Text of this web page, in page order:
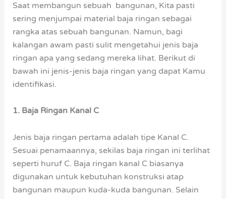
Saat membangun sebuah bangunan, Kita pasti
sering menjumpai material baja ringan sebagai
rangka atas sebuah bangunan. Namun, bagi
kalangan awam pasti sulit mengetahui jenis baja
ringan apa yang sedang mereka lihat. Berikut di
bawah ini jenis-jenis baja ringan yang dapat Kamu
identifikasi.
1. Baja Ringan Kanal C
Jenis baja ringan pertama adalah tipe Kanal C.
Sesuai penamaannya, sekilas baja ringan ini terlihat
seperti huruf C. Baja ringan kanal C biasanya
digunakan untuk kebutuhan konstruksi atap
bangunan maupun kuda-kuda bangunan. Selain